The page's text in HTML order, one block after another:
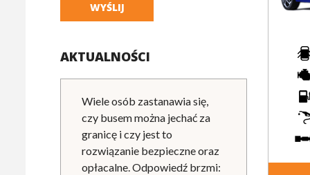
WYŚLIJ
AKTUALNOŚCI
Wiele osób zastanawia się,
czy busem można jechać za
granicę i czy jest to
rozwiązanie bezpieczne oraz
opłacalne. Odpowiedź brzmi: